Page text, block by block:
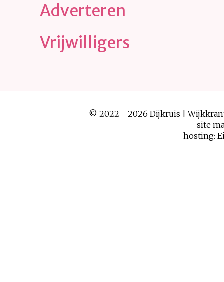
Adverteren
Vrijwilligers
© 2022 - 2026 Dijkruis |
site
hosting: